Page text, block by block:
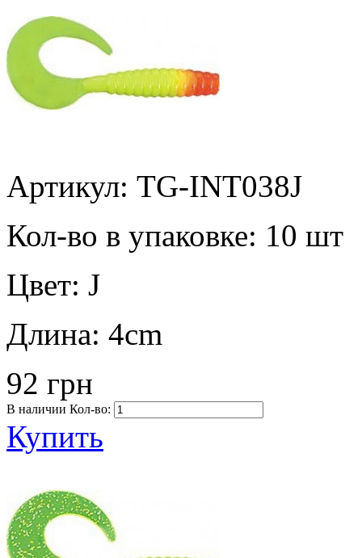
Артикул: TG-INT038J
Кол-во в упаковке: 10 шт
Цвет: J
Длина: 4cm
92 грн
В наличии Кол-во:
Купить